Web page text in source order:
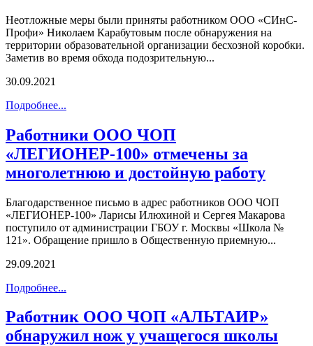
Неотложные меры были приняты работником ООО «СИнС-
Профи» Николаем Карабутовым после обнаружения на
территории образовательной организации бесхозной коробки.
Заметив во время обхода подозрительную...
30.09.2021
Подробнее...
Работники ООО ЧОП
«ЛЕГИОНЕР-100» отмечены за
многолетнюю и достойную работу
Благодарственное письмо в адрес работников ООО ЧОП
«ЛЕГИОНЕР-100» Ларисы Илюхиной и Сергея Макарова
поступило от администрации ГБОУ г. Москвы «Школа №
121». Обращение пришло в Общественную приемную...
29.09.2021
Подробнее...
Работник ООО ЧОП «АЛЬТАИР»
обнаружил нож у учащегося школы